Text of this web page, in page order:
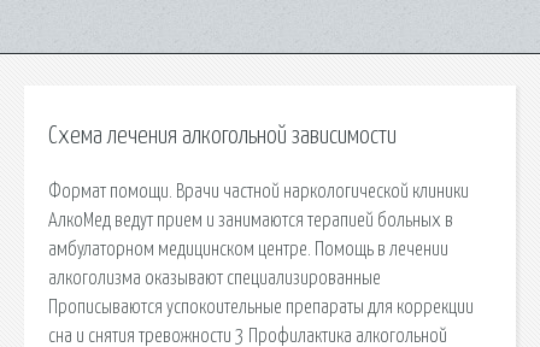
Схема лечения алкогольной зависимости
Формат помощи. Врачи частной наркологической клиники
АлкоМед ведут прием и занимаются терапией больных в
амбулаторном медицинском центре. Помощь в лечении
алкоголизма оказывают специализированные
Прописываются успокоительные препараты для коррекции
сна и снятия тревожности 3 Профилактика алкогольной